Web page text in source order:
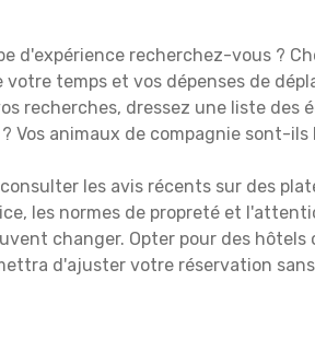
d'expérience recherchez-vous ?
temps et vos dépenses de
recherches, dressez une liste des
Vos animaux de compagnie sont-
les avis récents sur des
les normes de propreté et
changer. Opter pour des
d'ajuster votre réservation